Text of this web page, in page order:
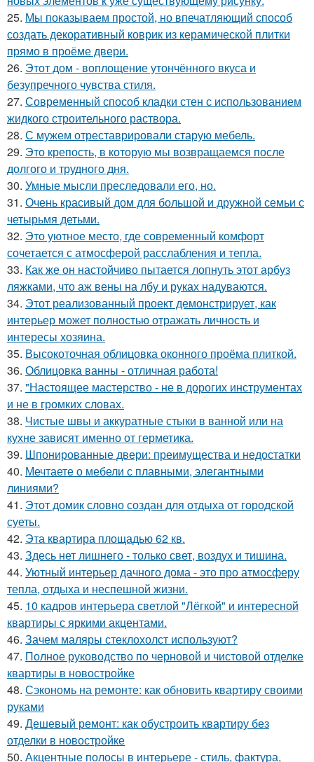
25. Мы показываем простой, но впечатляющий способ
создать декоративный коврик из керамической плитки
прямо в проёме двери.
26. Этот дом - воплощение утончённого вкуса и
безупречного чувства стиля.
27. Современный способ кладки стен с использованием
жидкого строительного раствора.
28. С мужем отреставрировали старую мебель.
29. Это крепость, в которую мы возвращаемся после
долгого и трудного дня.
30. Умные мысли преследовали его, но.
31. Очень красивый дом для большой и дружной семьи с
четырьмя детьми.
32. Это уютное место, где современный комфорт
сочетается с атмосферой расслабления и тепла.
33. Как же он настойчиво пытается лопнуть этот арбуз
ляжками, что аж вены на лбу и руках надуваются.
34. Этот реализованный проект демонстрирует, как
интерьер может полностью отражать личность и
интересы хозяина.
35. Высокоточная облицовка оконного проёма плиткой.
36. Облицовка ванны - отличная работа!
37. "Настоящее мастерство - не в дорогих инструментах
и не в громких словах.
38. Чистые швы и аккуратные стыки в ванной или на
кухне зависят именно от герметика.
39. Шпонированные двери: преимущества и недостатки
40. Мечтаете о мебели с плавными, элегантными
линиями?
41. Этот домик словно создан для отдыха от городской
суеты.
42. Эта квартира площадью 62 кв.
43. Здесь нет лишнего - только свет, воздух и тишина.
44. Уютный интерьер дачного дома - это про атмосферу
тепла, отдыха и неспешной жизни.
45. 10 кадров интерьера светлой "Лёгкой" и интересной
квартиры с яркими акцентами.
46. Зачем маляры стеклохолст используют?
47. Полное руководство по черновой и чистовой отделке
квартиры в новостройке
48. Сэкономь на ремонте: как обновить квартиру своими
руками
49. Дешевый ремонт: как обустроить квартиру без
отделки в новостройке
50. Акцентные полосы в интерьере - стиль, фактура,